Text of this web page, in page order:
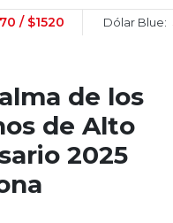
Dólar Blue:
de los
de Alto
2025